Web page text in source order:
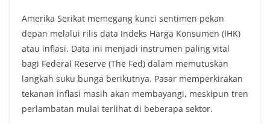
Amerika Serikat memegang kunci sentimen pekan
depan melalui rilis data Indeks Harga Konsumen (IHK)
atau inflasi. Data ini menjadi instrumen paling vital
bagi Federal Reserve (The Fed) dalam memutuskan
langkah suku bunga berikutnya. Pasar memperkirakan
tekanan inflasi masih akan membayangi, meskipun tren
perlambatan mulai terlihat di beberapa sektor.